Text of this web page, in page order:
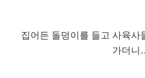
집어든 돌덩이를 들고 사육사
가더니